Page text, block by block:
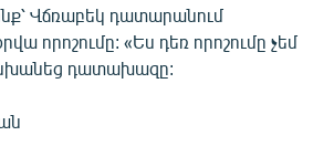
Վճռաբեկ դատարանում
որոշումը: «Ես դեռ որոշումը չեմ
դատախազը: